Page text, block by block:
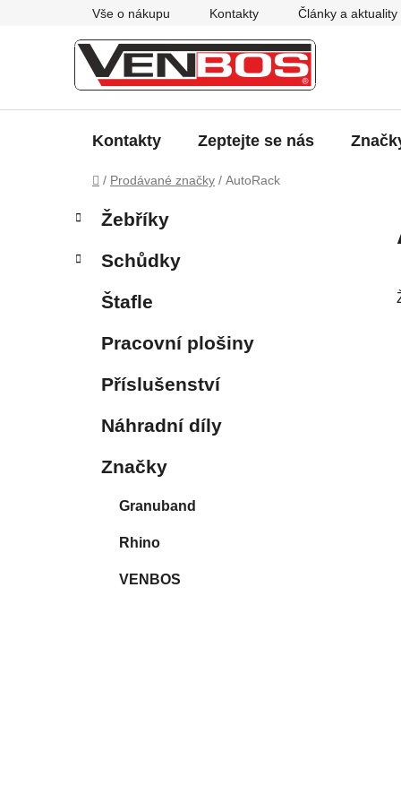
Vše o nákupu Kontakty Články a aktuality
Kontakty Zeptejte se nás
Domů
/ Prodávané značky / AutoRack
P
s
Přeskočit
kategorie
a
e
Žebříky
Schůdky
Štafle
Pracovní plošiny
Příslušenství
Náhradní díly
Značky
Granuband
Rhino
VENBOS